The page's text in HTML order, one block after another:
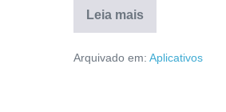
Leia mais
Algoritmo
Funciona?
Arquivado em: Aplicativos